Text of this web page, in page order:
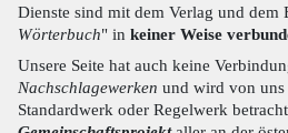
Dienste sind mit dem Verlag und dem
Wörterbuch" in keiner Weise
Unsere Seite hat auch keine
Nachschlagewerken und wird von
Standardwerk oder Regelwerk